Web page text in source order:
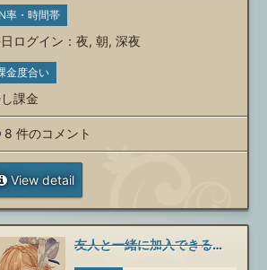
率・時間帯
ログイン ： 夜, 朝, 深夜
金度合い
課金
8 件のコメント
View detail
友人と一緒に加入できる騎空団を探しています。